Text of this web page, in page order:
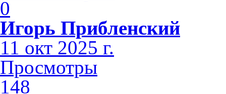
0
Игорь Прибленский
11 окт 2025 г.
Просмотры
148